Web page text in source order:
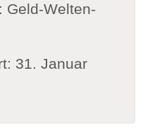
Geld-Welten-
31. Januar